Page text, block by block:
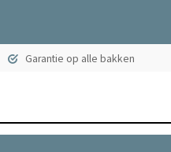
Garantie op alle bakken